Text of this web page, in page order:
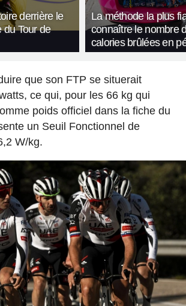
derrière le
du Tour de
La méthode la plus
connaître le nombre
calories brûlées en
que son FTP se situerait
ce qui, pour les 66 kg qui
poids officiel dans la fiche du
un Seuil Fonctionnel de
W/kg.